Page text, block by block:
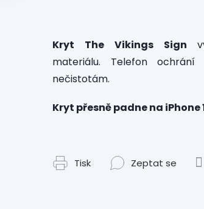
Kryt The Vikings Sign
materiálu. Telefon
nečistotám.
Kryt přesně padne na iPhone
Tisk Zeptat se